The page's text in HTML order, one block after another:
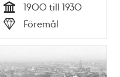
Tid
1900 till 1930
Typ
Föremål